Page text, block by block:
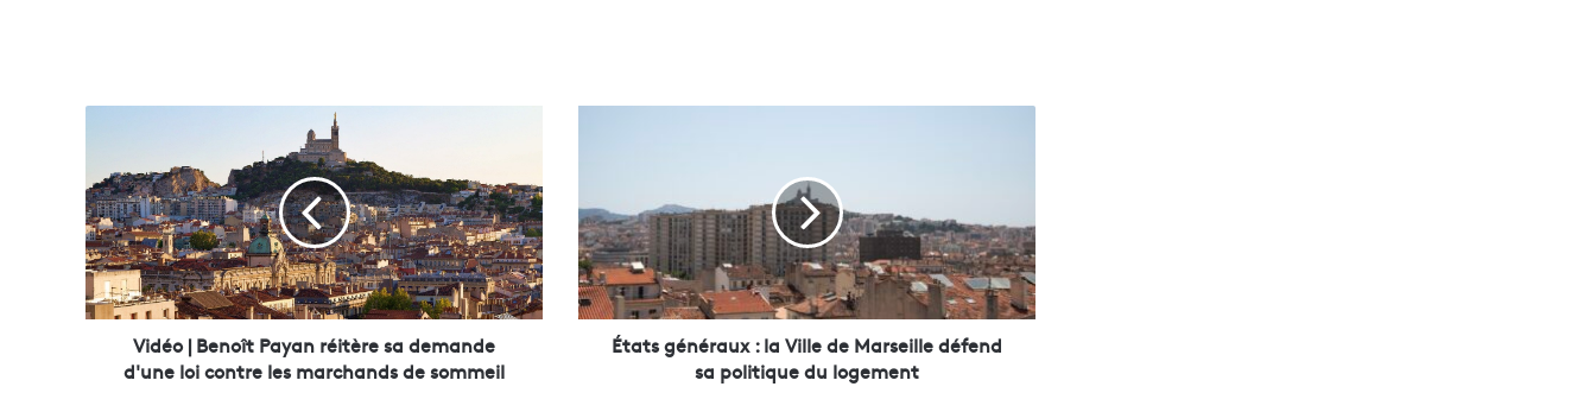
é
o
|
B
e
n
Vidéo | Benoît Payan réitère sa demande
d'une loi contre les marchands de sommeil
s
g
é
n
é
États généraux : la Ville de Marseille défend
sa politique du logement